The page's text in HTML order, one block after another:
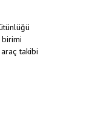
takibi